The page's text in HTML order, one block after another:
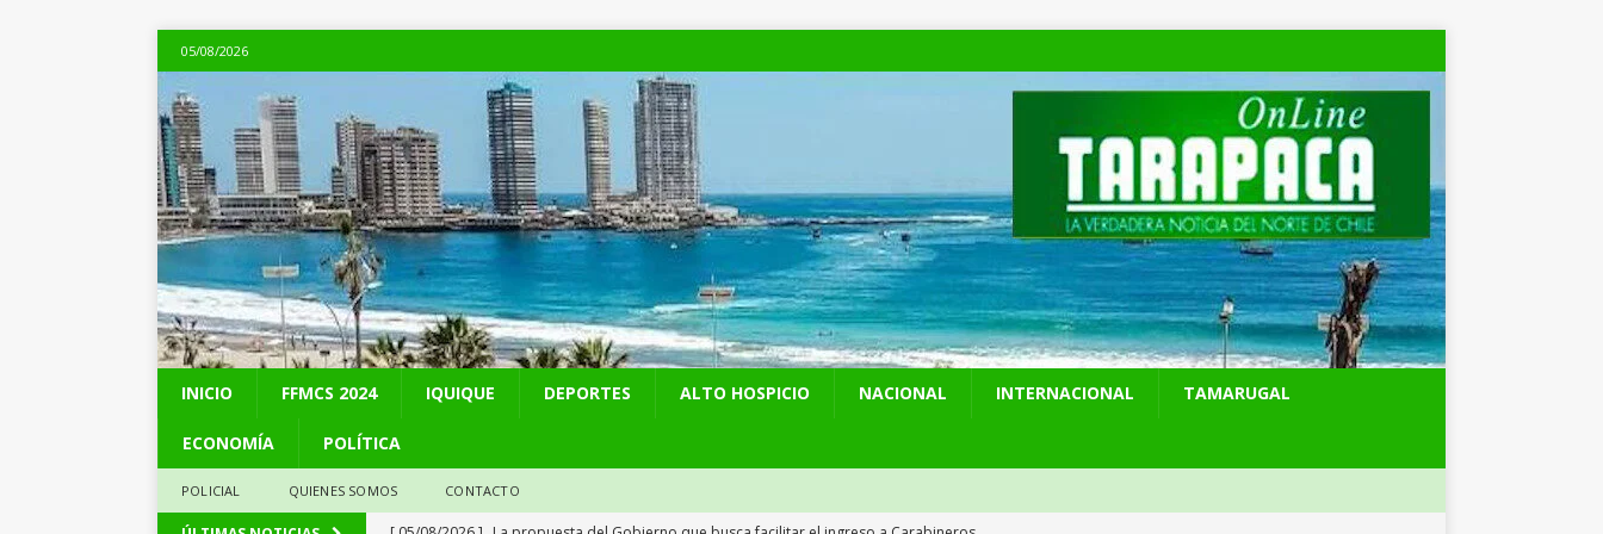
05/08/2026
INICIO FFMCS 2024 IQUIQUE DEPORTES ALTO HOSPICIO NACIONAL INTERNACIONAL TAMARUGAL
ECONOMÍA POLÍTICA
POLICIAL QUIENES SOMOS CONTACTO